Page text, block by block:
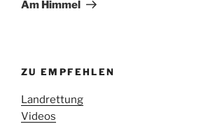
Am Himmel
ZU EMPFEHLEN
Landrettung
Videos